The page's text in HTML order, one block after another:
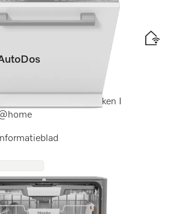
5
I ExtraComfort rekken I
Energielabel
met gratis levering